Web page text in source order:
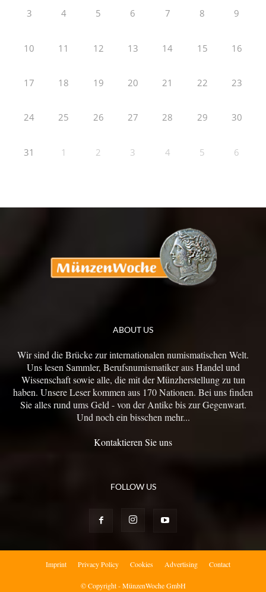
3 4 5 6 7 8 9
10 11 12 13 14 15 16
17 18 19 20 21 22 23
24 25 26 27 28 29 30
31 1 2 3 4 5 6
ABOUT US
Wir sind die Brücke zur internationalen numismatischen Welt.
Uns lesen Sammler, Berufsnumismatiker aus Handel und
Wissenschaft sowie alle, die mit der Münzherstellung zu tun
haben. Unsere Leser kommen aus 170 Nationen. Bei uns finden
Sie alles rund ums Geld - von der Antike bis zur Gegenwart.
Und noch ein bisschen mehr...
Kontaktieren Sie uns
FOLLOW US
Imprint Privacy Policy Cookies Advertising Contact
© Copyright - MünzenWoche GmbH